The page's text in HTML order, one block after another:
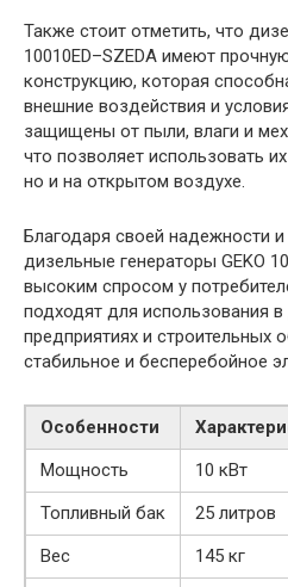
Также стоит отметить, что
10010ED–SZEDA имеют
конструкцию, которая
внешние воздействия и
защищены от пыли, влаги и
что позволяет использовать
но и на открытом воздухе.
Благодаря своей надежности
дизельные генераторы GEKO
высоким спросом у
подходят для использования
предприятиях и строительных
стабильное и бесперебойное
Особенности
Мощность
10 кВт
Топливный бак
25 литров
Вес
145 кг